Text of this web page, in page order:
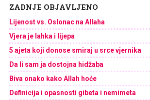
ZADNJE OBJAVLJENO
Lijenost vs. Oslonac na Allaha
Vjera je lahka i lijepa
5 ajeta koji donose smiraj u srce vjernika
Da li sam ja dostojna hidžaba
Biva onako kako Allah hoće
Definicija i opasnosti gibeta i nemimeta